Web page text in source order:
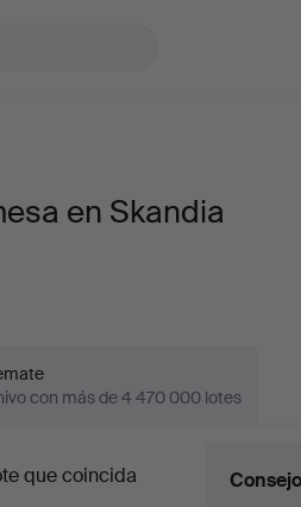
en Skandia
con más de 4 470 000 lotes
que coincida